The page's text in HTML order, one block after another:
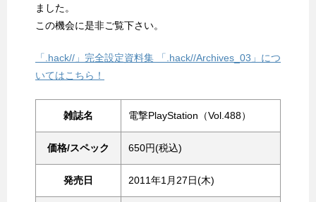
ました。
この機会に是非ご覧下さい。
「.hack//」完全設定資料集 「.hack//Archives_03」につ
いてはこちら！
雑誌名 電撃PlayStation（Vol.488）
価格/スペック 650円(税込)
発売日 2011年1月27日(木)